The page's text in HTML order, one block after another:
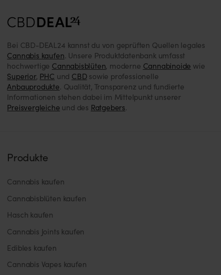
Bei CBD-DEAL24 kannst du von geprüften Quellen legales
Cannabis kaufen. Unsere Produktdatenbank umfasst
hochwertige Cannabisblüten, moderne Cannabinoide wie
Superior, PHC und CBD sowie professionelle
Anbauprodukte. Qualität, Transparenz und fundierte
Informationen stehen dabei im Mittelpunkt unserer
Preisvergleiche und des Ratgebers.
Produkte
Cannabis kaufen
Cannabisblüten kaufen
Hasch kaufen
Cannabis Joints kaufen
Edibles kaufen
Cannabis Vapes kaufen